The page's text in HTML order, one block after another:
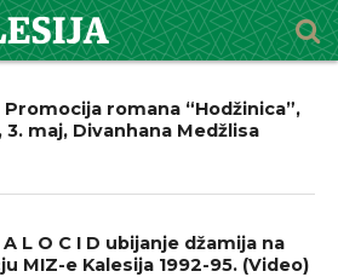
Promocija romana “Hodžinica”,
3. maj, Divanhana Medžlisa
A L O C I D ubijanje džamija na
MIZ-e Kalesija 1992-95. (Video)